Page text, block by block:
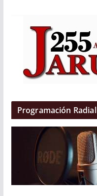
Programación Radial